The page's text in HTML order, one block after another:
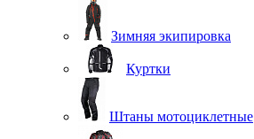
Зимняя экипировка
Куртки
Штаны мотоциклетные